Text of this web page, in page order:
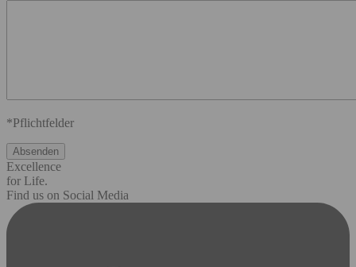
*Pflichtfelder
Excellence
for Life.
Find us on Social Media